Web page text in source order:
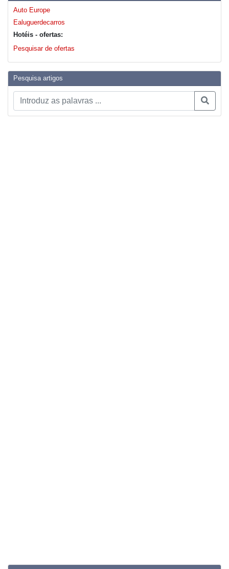
Auto Europe
Ealuguerdecarros
Hotéis - ofertas:
Pesquisar de ofertas
Pesquisa artigos